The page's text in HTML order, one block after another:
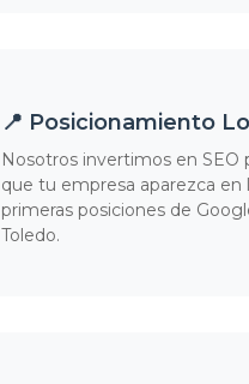
📍 Posicionamiento
Nosotros invertimos en SEO
que tu empresa aparezca en
primeras posiciones de
Toledo.